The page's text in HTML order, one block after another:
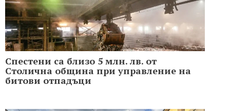
Спестени са близо 5 млн. лв. от
Столична община при управление на
битови отпадъци